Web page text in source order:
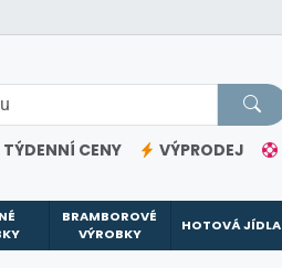
TÝDENNÍ CENY VÝPRODEJ
BRAMBOROVÉ
VÝROBKY
HOTOVÁ JÍDLA